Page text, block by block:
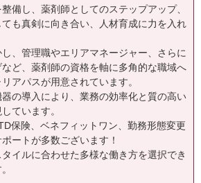
備し、薬剤師としてのステップアップ、
も真剣に向き合い、人材育成に力を入れ
し、管理職やエリアマネージャー、さらに
ど、薬剤師の資格を軸に多角的な職域へ
アパスが用意されています。
器の導入により、業務の効率化と質の高い
ています。
保険、ベネフィットワン、勤務形態変更
ートが多数ございます！
タイルに合わせた多様な働き方を選択でき